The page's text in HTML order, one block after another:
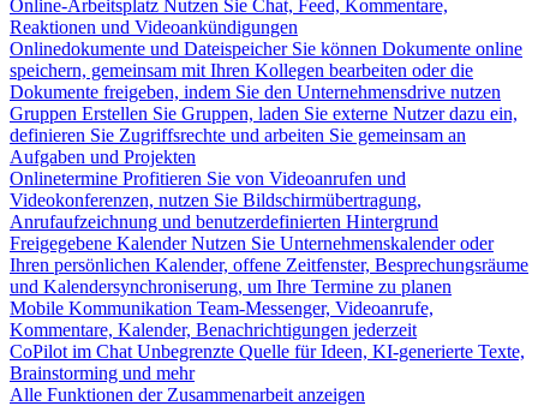
Online-Arbeitsplatz Nutzen Sie Chat, Feed, Kommentare,
Reaktionen und Videoankündigungen
Onlinedokumente und Dateispeicher Sie können Dokumente online
speichern, gemeinsam mit Ihren Kollegen bearbeiten oder die
Dokumente freigeben, indem Sie den Unternehmensdrive nutzen
Gruppen Erstellen Sie Gruppen, laden Sie externe Nutzer dazu ein,
definieren Sie Zugriffsrechte und arbeiten Sie gemeinsam an
Aufgaben und Projekten
Onlinetermine Profitieren Sie von Videoanrufen und
Videokonferenzen, nutzen Sie Bildschirmübertragung,
Anrufaufzeichnung und benutzerdefinierten Hintergrund
Freigegebene Kalender Nutzen Sie Unternehmenskalender oder
Ihren persönlichen Kalender, offene Zeitfenster, Besprechungsräume
und Kalendersynchroniserung, um Ihre Termine zu planen
Mobile Kommunikation Team-Messenger, Videoanrufe,
Kommentare, Kalender, Benachrichtigungen jederzeit
CoPilot im Chat Unbegrenzte Quelle für Ideen, KI-generierte Texte,
Brainstorming und mehr
Alle Funktionen der Zusammenarbeit anzeigen